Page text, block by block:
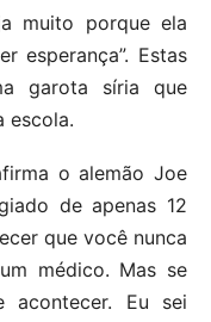
muito porque ela
esperança”. Estas
garota síria que
escola.
o alemão Joe
de apenas 12
que você nunca
médico. Mas se
acontecer. Eu sei